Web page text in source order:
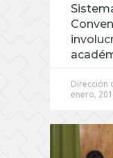
Dirección
enero,